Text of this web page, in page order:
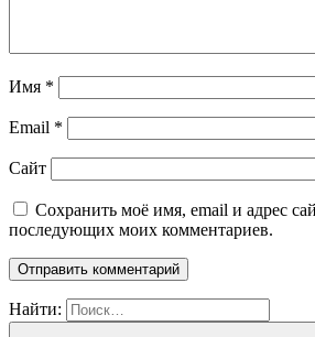
Имя *
Email *
Сайт
Сохранить моё имя, email и адрес
последующих моих комментариев.
Найти: